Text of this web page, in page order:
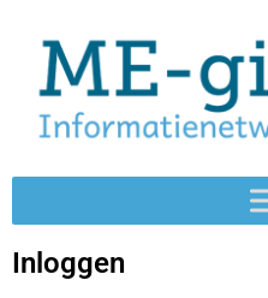
Inloggen